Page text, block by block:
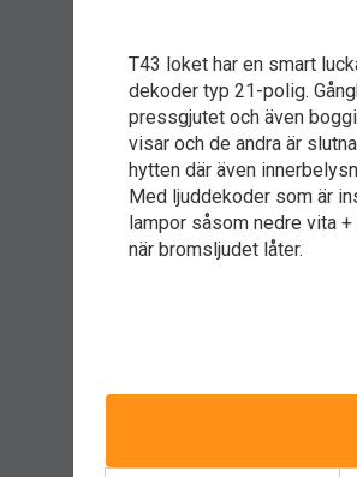
T43 loket har en smart
dekoder typ 21-polig.
pressgjutet och även
visar och de andra är
hytten där även
Med ljuddekoder som är
lampor såsom nedre vita
när bromsljudet låter.